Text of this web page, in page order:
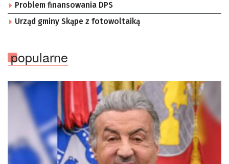
Problem finansowania DPS
Urząd gminy Skąpe z fotowoltaiką
popularne